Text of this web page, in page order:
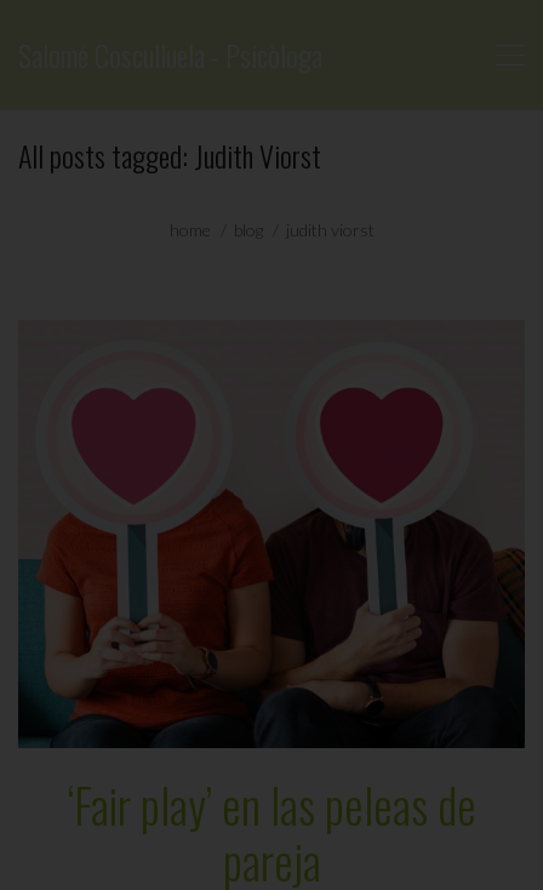
All posts tagged: Judith Viorst
home blog judith viorst
‘Fair play’ en las peleas de
pareja